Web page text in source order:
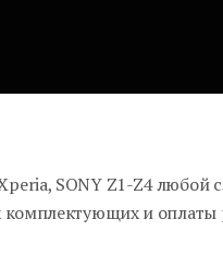
SONY Z1-Z4
и оплаты